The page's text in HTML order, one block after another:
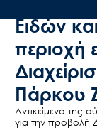
Ειδών
περιοχή
Πάρκου
Αντικείμενο της
για την προβολή